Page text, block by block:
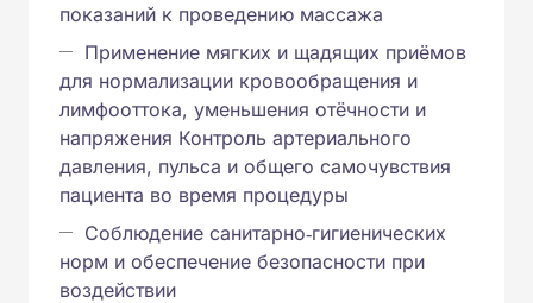
показаний к проведению массажа
Применение мягких и щадящих приёмов
для нормализации кровообращения и
лимфооттока, уменьшения отёчности и
напряжения Контроль артериального
давления, пульса и общего самочувствия
пациента во время процедуры
Соблюдение санитарно‑гигиенических
норм и обеспечение безопасности при
воздействии